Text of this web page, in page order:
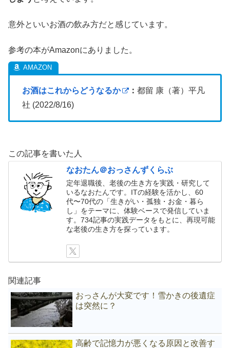
意外といいお酒の飲み方だと感じています。
参考の本がAmazonにありました。
お酒はこれからどうなるか ： 都留 康（著）平凡
社 (2022/8/16)
この記事を書いた人
なおたん＠おっさんずくらぶ
定年退職後、老後の生き方を実践・研究して
いるなおたんです。ITの経験を活かし、60
代〜70代の「生きがい・孤独・お金・暮ら
し」をテーマに、体験ベースで発信していま
す。734記事の実践データをもとに、再現可能
な老後の生き方を探っています。
関連記事
おっさんが大変です！雪かきの後遺症
は突然に？
高齢で記憶力が悪くなる原因と改善す